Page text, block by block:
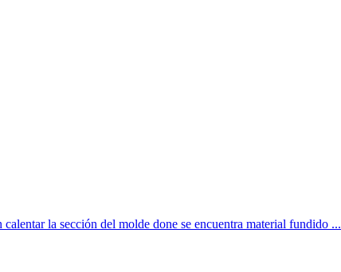
la sección del molde done se encuentra material fundido ...